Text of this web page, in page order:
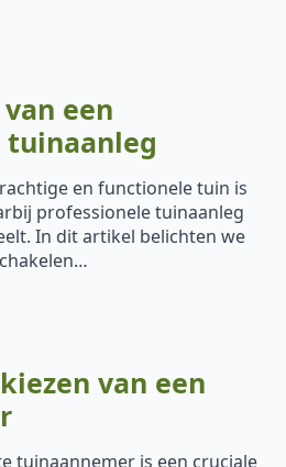
een
tuinaanleg
en functionele tuin is
professionele tuinaanleg
In dit artikel belichten we
van een
tuinaannemer is een cruciale